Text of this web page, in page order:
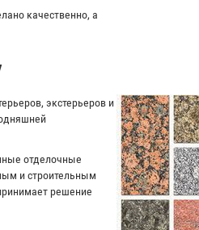
качественно, а
экстерьеров и
отделочные
и строительным
решение